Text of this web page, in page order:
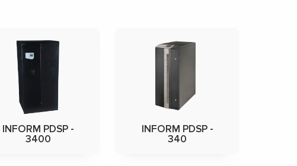
INFORM PDSP -
3400
INFORM PDSP -
340